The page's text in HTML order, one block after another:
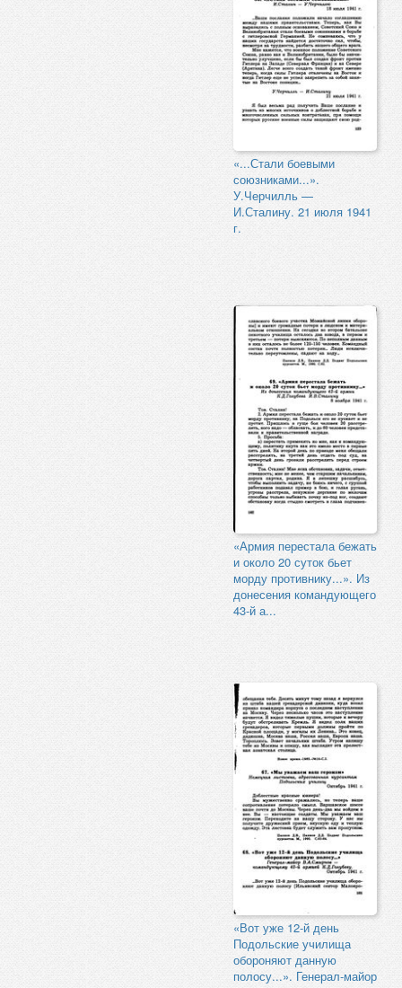
«...Стали боевыми
союзниками...».
У.Черчилль —
И.Сталину. 21 июля 1941
г.
«Армия перестала бежать
и около 20 суток бьет
морду противнику...». Из
донесения командующего
43-й а...
«Вот уже 12-й день
Подольские училища
обороняют данную
полосу...». Генерал-майор